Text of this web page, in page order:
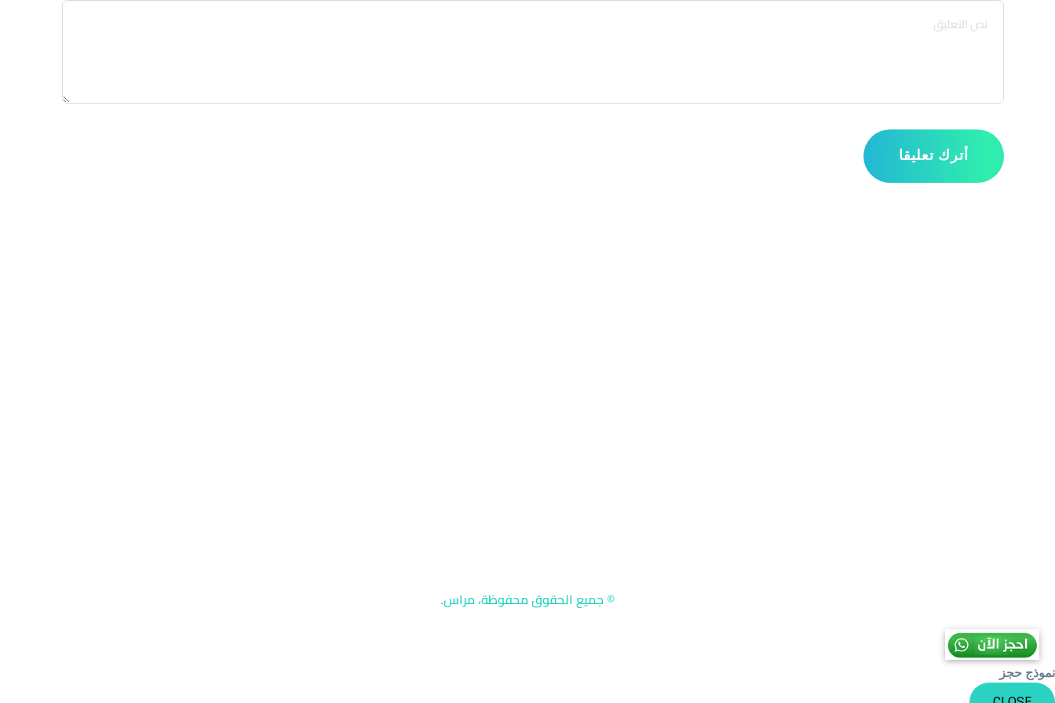
أترك تعليقا
© جميع الحقوق محفوظة، مراس.
نموذج حجز